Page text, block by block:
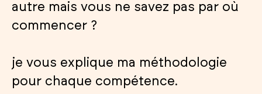
autre mais vous ne savez pas par où
commencer ?
je vous explique ma méthodologie
pour chaque compétence.